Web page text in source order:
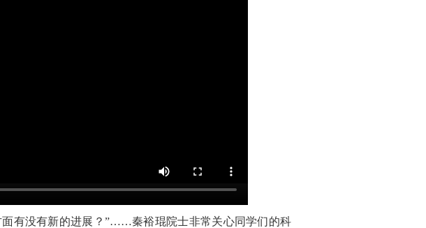
面有没有新的进展？”……秦裕琨院士非常关心同学们的科